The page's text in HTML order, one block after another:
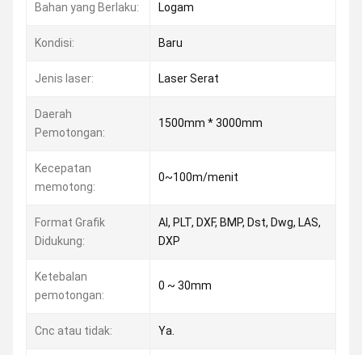
Bahan yang Berlaku: Logam
Kondisi: Baru
Jenis laser: Laser Serat
Daerah
Pemotongan:
1500mm * 3000mm
Kecepatan
memotong:
0~100m/menit
Format Grafik
Didukung:
AI, PLT, DXF, BMP, Dst, Dwg, LAS,
DXP
Ketebalan
pemotongan:
0 ~ 30mm
Cnc atau tidak: Ya.